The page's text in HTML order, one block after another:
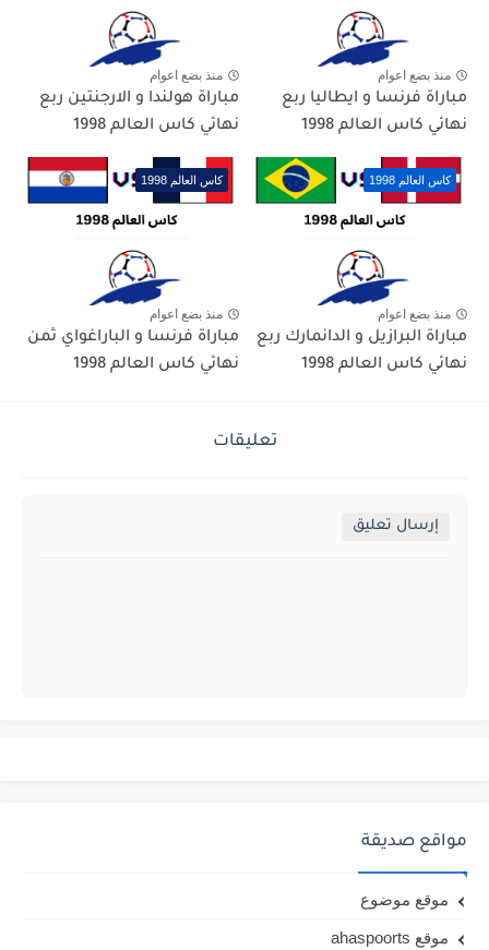
منذ بضع اعوام
مباراة فرنسا و ايطاليا ربع
نهائي كاس العالم 1998
منذ بضع اعوام
مباراة هولندا و الارجنتين ربع
نهائي كاس العالم 1998
كاس العالم 1998
منذ بضع اعوام
مباراة البرازيل و الدانمارك ربع
نهائي كاس العالم 1998
كاس العالم 1998
منذ بضع اعوام
مباراة فرنسا و الباراغواي ثمن
نهائي كاس العالم 1998
تعليقات
إرسال تعليق
مواقع صديقة
موقع موضوع
موقع ahaspoorts